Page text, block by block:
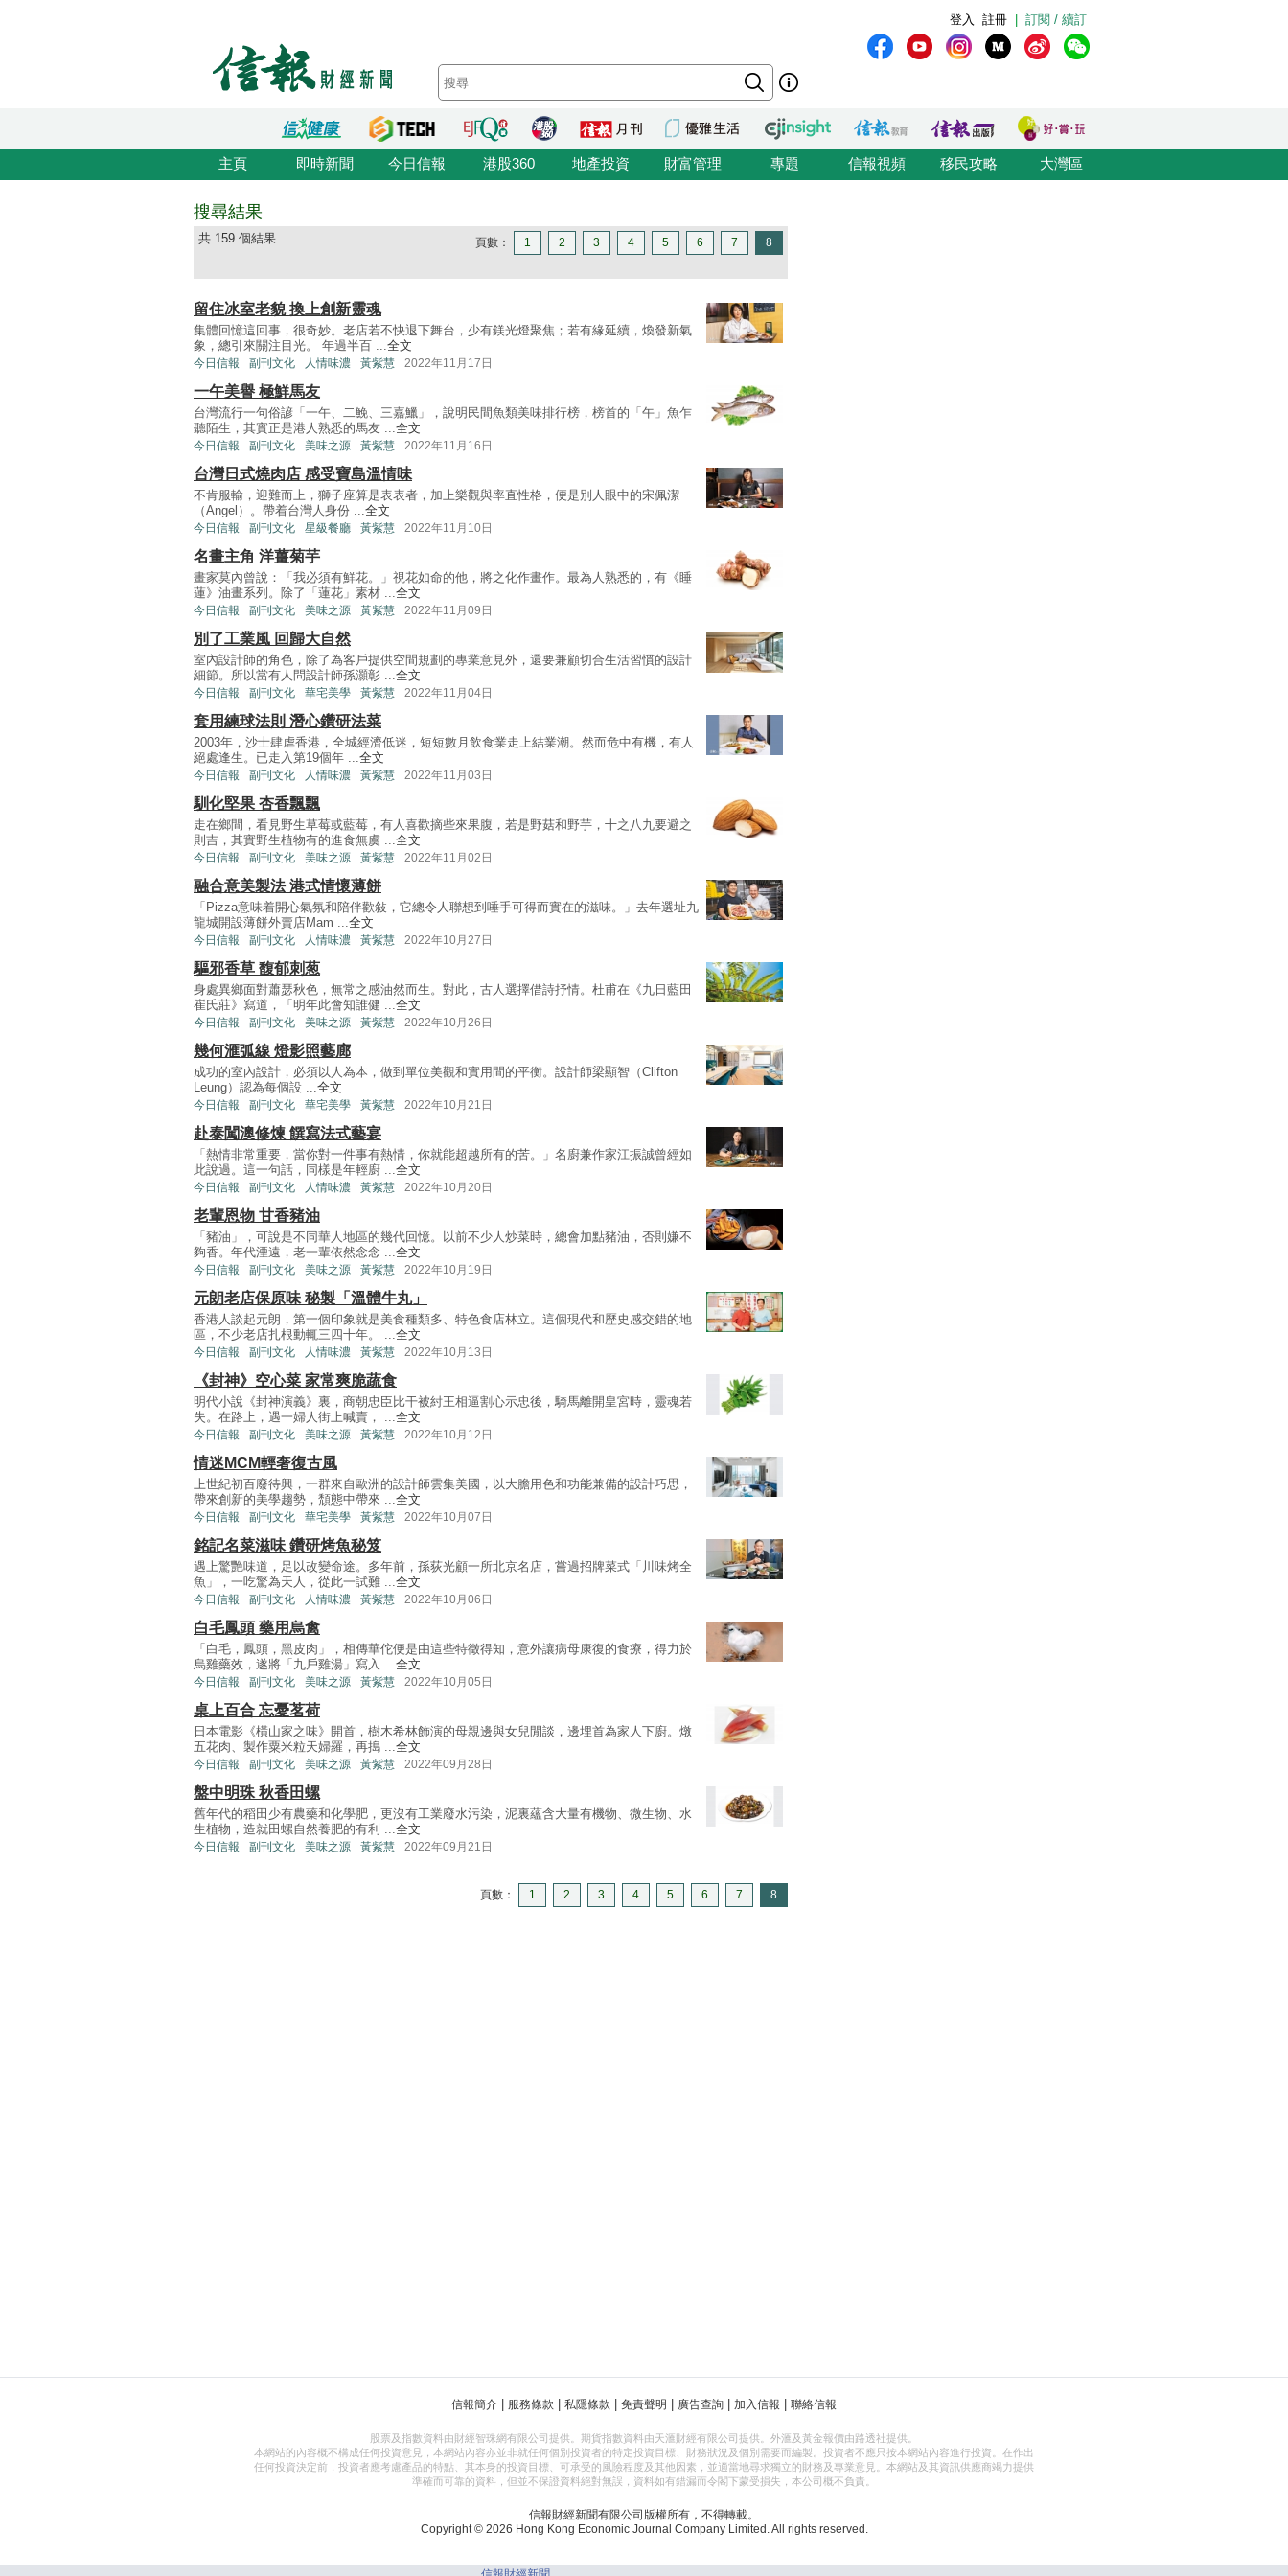
訂閱 / 續訂
註冊
登入
主頁 即時新聞 今日信報 港股360 地產投資 財富管理 專題 信報視頻 移民攻略 大灣區
搜尋結果
共 159 個結果 頁數： 1 2 3 4 5 6 7 8
留住冰室老貌 換上創新靈魂
集體回憶這回事，很奇妙。老店若不快退下舞台，少有鎂光燈聚焦；若有緣延續，煥發新氣
象，總引來關注目光。 年過半百 ...全文
今日信報 副刊文化 人情味濃 黃紫慧 2022年11月17日
一午美譽 極鮮馬友
台灣流行一句俗諺「一午、二鮸、三嘉鱲」，說明民間魚類美味排行榜，榜首的「午」魚乍
聽陌生，其實正是港人熟悉的馬友 ...全文
今日信報 副刊文化 美味之源 黃紫慧 2022年11月16日
台灣日式燒肉店 感受寶島溫情味
不肯服輸，迎難而上，獅子座算是表表者，加上樂觀與率直性格，便是別人眼中的宋佩潔
（Angel）。帶着台灣人身份 ...全文
今日信報 副刊文化 星級餐廳 黃紫慧 2022年11月10日
名畫主角 洋薑菊芋
畫家莫內曾說：「我必須有鮮花。」視花如命的他，將之化作畫作。最為人熟悉的，有《睡
蓮》油畫系列。除了「蓮花」素材 ...全文
今日信報 副刊文化 美味之源 黃紫慧 2022年11月09日
別了工業風 回歸大自然
室內設計師的角色，除了為客戶提供空間規劃的專業意見外，還要兼顧切合生活習慣的設計
細節。所以當有人問設計師孫灝彰 ...全文
今日信報 副刊文化 華宅美學 黃紫慧 2022年11月04日
套用練球法則 潛心鑽研法菜
2003年，沙士肆虐香港，全城經濟低迷，短短數月飲食業走上結業潮。然而危中有機，有人
絕處逢生。已走入第19個年 ...全文
今日信報 副刊文化 人情味濃 黃紫慧 2022年11月03日
馴化堅果 杏香飄飄
走在鄉間，看見野生草莓或藍莓，有人喜歡摘些來果腹，若是野菇和野芋，十之八九要避之
則吉，其實野生植物有的進食無虞 ...全文
今日信報 副刊文化 美味之源 黃紫慧 2022年11月02日
融合意美製法 港式情懷薄餅
「Pizza意味着開心氣氛和陪伴歡敍，它總令人聯想到唾手可得而實在的滋味。」去年選址九
龍城開設薄餅外賣店Mam ...全文
今日信報 副刊文化 人情味濃 黃紫慧 2022年10月27日
驅邪香草 馥郁刺葱
身處異鄉面對蕭瑟秋色，無常之感油然而生。對此，古人選擇借詩抒情。杜甫在《九日藍田
崔氏莊》寫道，「明年此會知誰健 ...全文
今日信報 副刊文化 美味之源 黃紫慧 2022年10月26日
幾何滙弧線 燈影照藝廊
成功的室內設計，必須以人為本，做到單位美觀和實用間的平衡。設計師梁顯智（Clifton
Leung）認為每個設 ...全文
今日信報 副刊文化 華宅美學 黃紫慧 2022年10月21日
赴泰闖澳修煉 饌寫法式藝宴
「熱情非常重要，當你對一件事有熱情，你就能超越所有的苦。」名廚兼作家江振誠曾經如
此說過。這一句話，同樣是年輕廚 ...全文
今日信報 副刊文化 人情味濃 黃紫慧 2022年10月20日
老輩恩物 甘香豬油
「豬油」，可說是不同華人地區的幾代回憶。以前不少人炒菜時，總會加點豬油，否則嫌不
夠香。年代湮遠，老一輩依然念念 ...全文
今日信報 副刊文化 美味之源 黃紫慧 2022年10月19日
元朗老店保原味 秘製「溫體牛丸」
香港人談起元朗，第一個印象就是美食種類多、特色食店林立。這個現代和歷史感交錯的地
區，不少老店扎根動輒三四十年。 ...全文
今日信報 副刊文化 人情味濃 黃紫慧 2022年10月13日
《封神》空心菜 家常爽脆蔬食
明代小說《封神演義》裏，商朝忠臣比干被紂王相逼割心示忠後，騎馬離開皇宮時，靈魂若
失。在路上，遇一婦人街上喊賣， ...全文
今日信報 副刊文化 美味之源 黃紫慧 2022年10月12日
情迷MCM輕奢復古風
上世紀初百廢待興，一群來自歐洲的設計師雲集美國，以大膽用色和功能兼備的設計巧思，
帶來創新的美學趨勢，頹態中帶來 ...全文
今日信報 副刊文化 華宅美學 黃紫慧 2022年10月07日
銘記名菜滋味 鑽研烤魚秘笈
遇上驚艷味道，足以改變命途。多年前，孫荻光顧一所北京名店，嘗過招牌菜式「川味烤全
魚」，一吃驚為天人，從此一試難 ...全文
今日信報 副刊文化 人情味濃 黃紫慧 2022年10月06日
白毛鳳頭 藥用烏禽
「白毛，鳳頭，黑皮肉」，相傳華佗便是由這些特徵得知，意外讓病母康復的食療，得力於
烏雞藥效，遂將「九戶雞湯」寫入 ...全文
今日信報 副刊文化 美味之源 黃紫慧 2022年10月05日
桌上百合 忘憂茗荷
日本電影《橫山家之味》開首，樹木希林飾演的母親邊與女兒閒談，邊埋首為家人下廚。燉
五花肉、製作粟米粒天婦羅，再搗 ...全文
今日信報 副刊文化 美味之源 黃紫慧 2022年09月28日
盤中明珠 秋香田螺
舊年代的稻田少有農藥和化學肥，更沒有工業廢水污染，泥裏蘊含大量有機物、微生物、水
生植物，造就田螺自然養肥的有利 ...全文
今日信報 副刊文化 美味之源 黃紫慧 2022年09月21日
頁數： 1 2 3 4 5 6 7 8
信報簡介 服務條款 私隱條款 免責聲明 廣告查詢 加入信報 聯絡信報
股票及指數資料由財經智珠網有限公司提供。期貨指數資料由天滙財經有限公司提供。外滙及黃金報價由路透社提供。
本網站的內容概不構成任何投資意見，本網站內容亦並非就任何個別投資者的特定投資目標、財務狀況及個別需要而編製。投資者不應只按本網站內容進行投資。在作出
任何投資決定前，投資者應考慮產品的特點、其本身的投資目標、可承受的風險程度及其他因素，並適當地尋求獨立的財務及專業意見。本網站及其資訊供應商竭力提供
準確而可靠的資料，但並不保證資料絕對無誤，資料如有錯漏而令閣下蒙受損失，本公司概不負責。
信報財經新聞有限公司版權所有，不得轉載。
Copyright © 2026 Hong Kong Economic Journal Company Limited. All rights reserved.